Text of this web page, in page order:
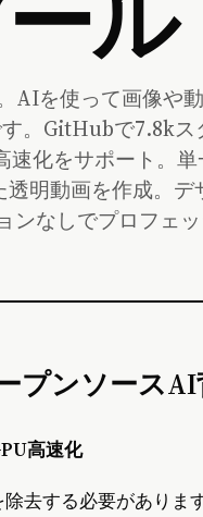
を使って画像や
。GitHubで7.8kス
化をサポート。
明動画を作成。
ンなしでプロフェ
プンソース
高速化
去する必要がありま